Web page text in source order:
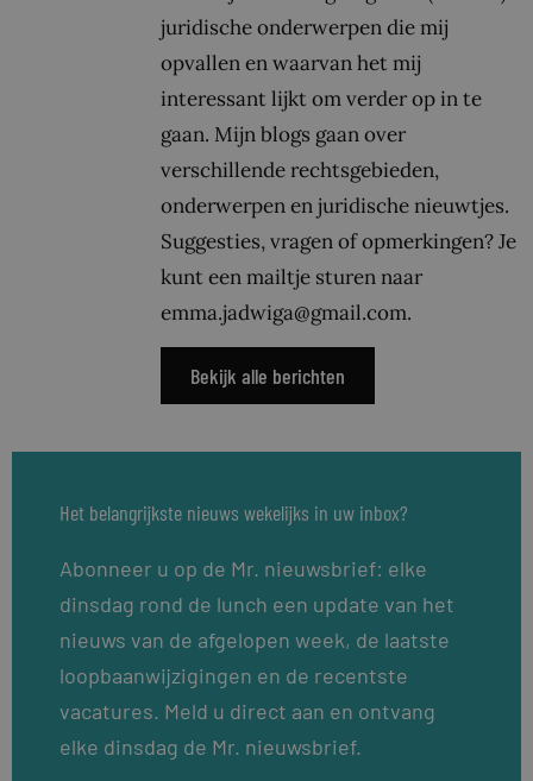
juridische onderwerpen die mij
opvallen en waarvan het mij
interessant lijkt om verder op in te
gaan. Mijn blogs gaan over
verschillende rechtsgebieden,
onderwerpen en juridische nieuwtjes.
Suggesties, vragen of opmerkingen? Je
kunt een mailtje sturen naar
emma.jadwiga@gmail.com.
Bekijk alle berichten
Het belangrijkste nieuws wekelijks in uw inbox?
Abonneer u op de Mr. nieuwsbrief: elke
dinsdag rond de lunch een update van het
nieuws van de afgelopen week, de laatste
loopbaanwijzigingen en de recentste
vacatures. Meld u direct aan en ontvang
elke dinsdag de Mr. nieuwsbrief.